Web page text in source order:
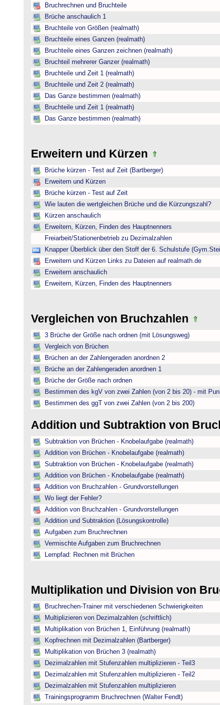
Bruchrechnen und Bruchteile
Brüche anschaulich 1
Bruchteile von Größen (realmath)
Bruchteile eines Ganzen (realmath)
Bruchteile eines Ganzen zeichnen (realmath)
Bruchteil mehrerer Ganzer (realmath)
Bruchteile und Zeit 1 (realmath)
Bruchteile und Zeit 2 (realmath)
Das Ganze bestimmen (realmath)
Bruchteile und Zeit 1 (realmath)
Das Ganze bestimmen (realmath)
Erweitern und Kürzen
Brüche kürzen - Test auf Zeit (Bartberger)
Erweitern und Kürzen
Brüche kürzen - Test auf Zeit
Wie lauten die wertgleichen Brüche und die Kürzungszahl?
Kürzen anschaulich
Erweitern, Kürzen, Finden des Hauptnenners
Freiarbeit/Stationenbetrieb zu Dezimalzahlen
Knapper Überblick über den Stoff der 6. Schulstufe
Erweitern und Kürzen Links zu Dateien auf realmath.de
Erweitern anschaulich
Erweitern, Kürzen, Finden des Hauptnenners
Vergleichen von Bruchzahlen
3 Brüche der Größe nach ordnen (mit Lösungsweg)
Vergleich von Brüchen
Brüchen an der Zahlengeraden anordnen 2
Brüche an der Zahlengeraden anordnen 1
Brüche der Größe nach ordnen
Bestimmen des kgV von zwei Zahlen (von 2 bis 20) - mit
Bestimmen des ggT von zwei Zahlen (von 2 bis 200)
Addition und Subtraktion von
Subtraktion von Brüchen - Knobelaufgabe (realmath)
Addition von Brüchen - Knobelaufgabe (realmath)
Subtraktion von Brüchen - Knobelaufgabe (realmath)
Addition von Brüchen - Knobelaufgabe (realmath)
Addition von Bruchzahlen - Grundvorstellungen
Wo liegt der Fehler?
Addition von Bruchzahlen - Grundvorstellungen
Addition und Subtraktion (Lösungskontrolle)
Aufgaben zum Bruchrechnen
Vermischte Aufgaben zum Bruchrechnen
Lernpfad: Rechnen mit Brüchen
Multiplikation und Division von
Bruchrechen-Trainer mit verschiedenen Schwierigkeiten
Multiplizieren von Dezimalzahlen (schriftlich)
Multiplikation von Brüchen 1, Einführung (realmath)
Kopfrechnen mit Dezimalzahlen (Bartberger)
Multiplikation von Brüchen 3 (realmath)
Dezimalzahlen mit Stufenzahlen multiplizieren - Teil3
Dezimalzahlen mit Stufenzahlen multiplizieren - Teil2
Dezimalzahlen mit Stufenzahlen multiplizieren
Trainingsprogramm Bruchrechnen (Walter Fendt)